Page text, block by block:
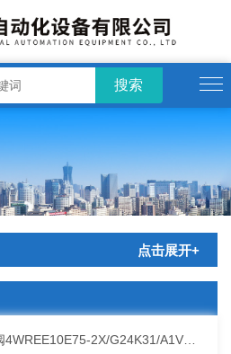
点击展开+
REXROTH力士乐比例阀4WREE10E75-2X/G24K31/A1V原厂发货资料